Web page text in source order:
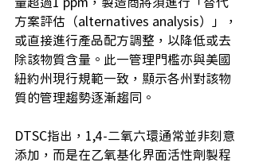
量超過1 ppm，製造商將須進行「替代
方案評估（alternatives analysis）」，
或直接進行產品配方調整，以降低或去
除該物質含量。此一管理門檻亦與美國
紐約州現行規範一致，顯示各州對該物
質的管理趨勢逐漸趨同。
DTSC指出，1,4-二氧六環通常並非刻意
添加，而是在乙氧基化界面活性劑製程